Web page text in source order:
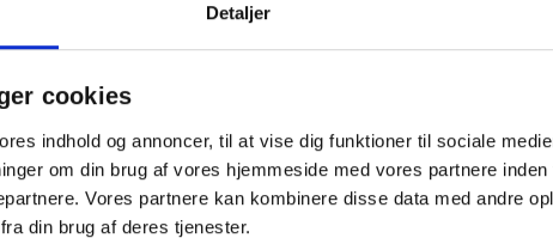
Detaljer
cookies
indhold og annoncer, til at vise dig funktioner til sociale
om din brug af vores hjemmeside med vores partnere inden
Vores partnere kan kombinere disse data med andre
din brug af deres tjenester.